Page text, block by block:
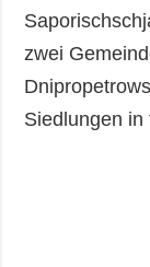
zwei
Siedlungen